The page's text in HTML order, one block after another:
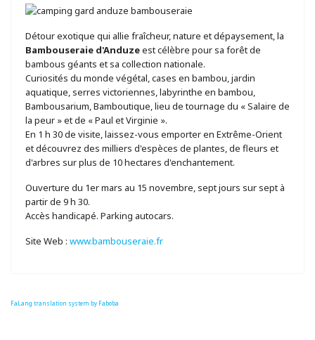
Détour exotique qui allie fraîcheur, nature et dépaysement, la
Bambouseraie d'Anduzeest célèbre pour sa forêt de
bambous géants et sa collection nationale.
Curiosités du monde végétal, cases en bambou, jardin
aquatique, serres victoriennes, labyrinthe en bambou,
Bambousarium, Bamboutique, lieu de tournage du « Salaire de
la peur » et de « Paul et Virginie ».
En 1 h 30 de visite, laissez-vous emporter en Extrême-Orient
et découvrez des milliers d'espèces de plantes, de fleurs et
d'arbres sur plus de 10 hectares d'enchantement.
Ouverture du 1er mars au 15 novembre, sept jours sur sept à
partir de 9 h 30.
Accès handicapé. Parking autocars.
Site Web : www.bambouseraie.fr
FaLang translation system by Faboba